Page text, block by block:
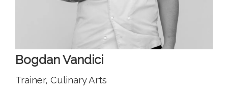
Bogdan Vandici
Trainer, Culinary Arts